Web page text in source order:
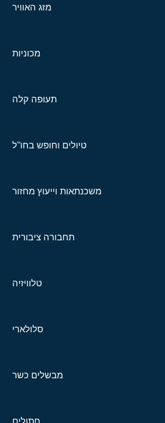
מזג האוויר
מכוניות
תעופה קלה
טיולים וחופש בחו"ל
משכנתאות וייעוץ מחזור
תחבורה ציבורית
טלוויזיה
סלולארי
מבשלים כשר
חתולים